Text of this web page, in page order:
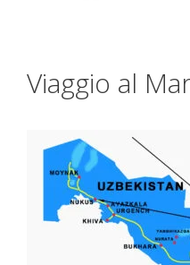
Viaggio al